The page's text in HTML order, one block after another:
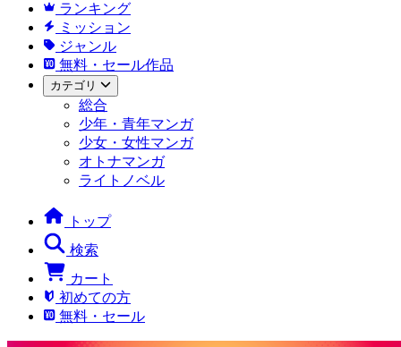
ランキング
ミッション
ジャンル
無料・セール作品
カテゴリ
総合
少年・青年マンガ
少女・女性マンガ
オトナマンガ
ライトノベル
トップ
検索
カート
初めての方
無料・セール